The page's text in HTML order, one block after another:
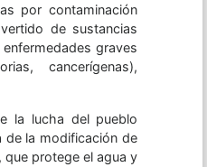
por contaminación
de sustancias
graves
cancerígenas),
la lucha del pueblo
de la modificación de
que protege el agua y